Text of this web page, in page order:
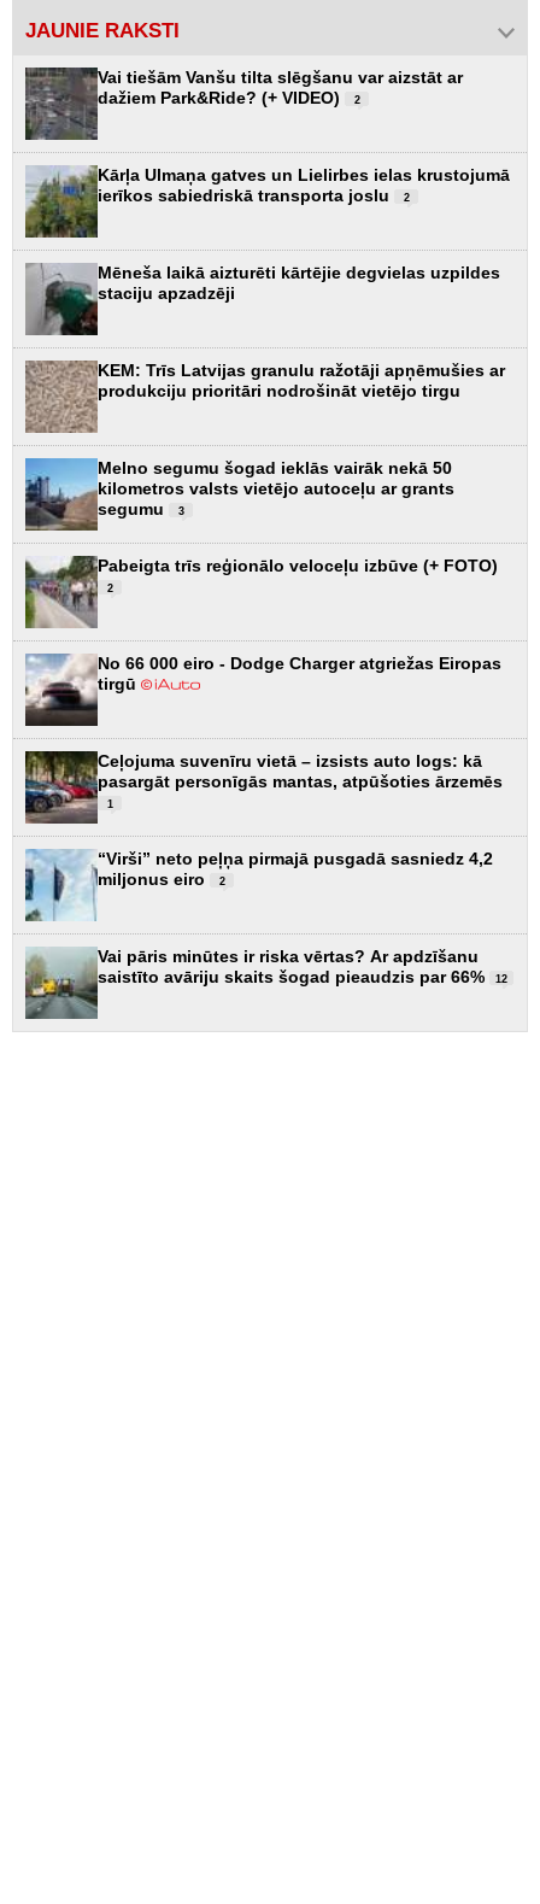
JAUNIE RAKSTI
Vai tiešām Vanšu tilta slēgšanu var aizstāt ar
dažiem Park&Ride? (+ VIDEO)
2
Kārļa Ulmaņa gatves un Lielirbes ielas krustojumā
ierīkos sabiedriskā transporta joslu
2
Mēneša laikā aizturēti kārtējie degvielas uzpildes
staciju apzadzēji
KEM: Trīs Latvijas granulu ražotāji apņēmušies ar
produkciju prioritāri nodrošināt vietējo tirgu
Melno segumu šogad ieklās vairāk nekā 50
kilometros valsts vietējo autoceļu ar grants
segumu
3
Pabeigta trīs reģionālo veloceļu izbūve (+ FOTO)
2
No 66 000 eiro - Dodge Charger atgriežas Eiropas
tirgū
Ceļojuma suvenīru vietā – izsists auto logs: kā
pasargāt personīgās mantas, atpūšoties ārzemēs
1
“Virši” neto peļņa pirmajā pusgadā sasniedz 4,2
miljonus eiro
2
Vai pāris minūtes ir riska vērtas? Ar apdzīšanu
saistīto avāriju skaits šogad pieaudzis par 66%
12